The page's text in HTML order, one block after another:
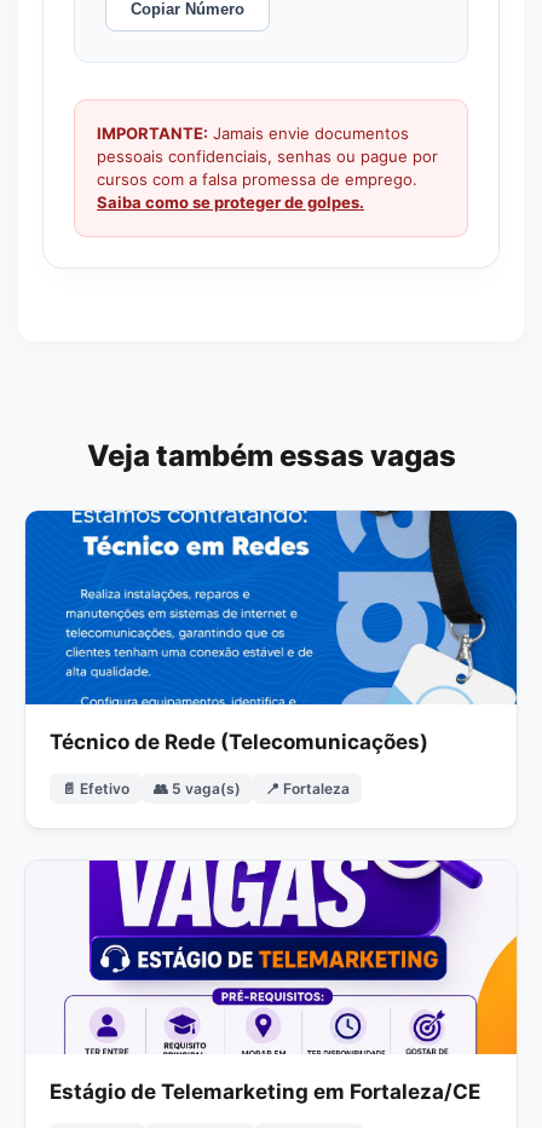
Copiar Número
IMPORTANTE: Jamais envie documentos
pessoais confidenciais, senhas ou pague por
cursos com a falsa promessa de emprego.
Saiba como se proteger de golpes.
Veja também essas vagas
Técnico de Rede (Telecomunicações)
📄 Efetivo 👥 5 vaga(s) 📍 Fortaleza
Estágio de Telemarketing em Fortaleza/CE